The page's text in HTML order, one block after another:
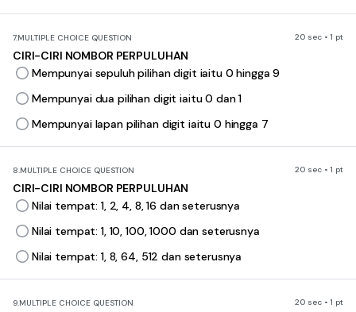
7.MULTIPLE CHOICE QUESTION 20 sec • 1 pt
CIRI-CIRI NOMBOR PERPULUHAN
Mempunyai sepuluh pilihan digit iaitu 0 hingga 9
Mempunyai dua pilihan digit iaitu 0 dan 1
Mempunyai lapan pilihan digit iaitu 0 hingga 7
8.MULTIPLE CHOICE QUESTION 20 sec • 1 pt
CIRI-CIRI NOMBOR PERPULUHAN
Nilai tempat: 1, 2, 4, 8, 16 dan seterusnya
Nilai tempat: 1, 10, 100, 1000 dan seterusnya
Nilai tempat: 1, 8, 64, 512 dan seterusnya
9.MULTIPLE CHOICE QUESTION 20 sec • 1 pt